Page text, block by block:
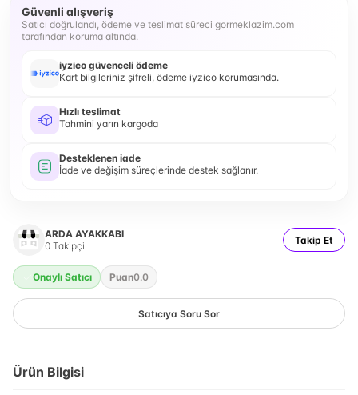
Güvenli alışveriş
Satıcı doğrulandı, ödeme ve teslimat süreci gormeklazim.com
tarafından koruma altında.
iyzico güvenceli ödeme
Kart bilgileriniz şifreli, ödeme iyzico korumasında.
Hızlı teslimat
Tahmini yarın kargoda
Desteklenen iade
İade ve değişim süreçlerinde destek sağlanır.
ARDA AYAKKABI
0 Takipçi Takip Et
Onaylı Satıcı Puan0.0
Satıcıya Soru Sor
Ürün Bilgisi